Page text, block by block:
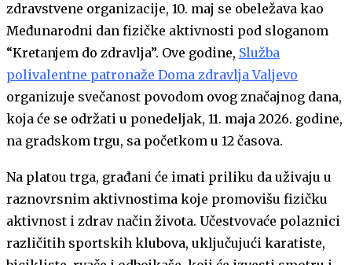
zdravstvene organizacije, 10. maj se obeležava kao
Međunarodni dan fizičke aktivnosti pod sloganom
“Kretanjem do zdravlja”. Ove godine, Služba
polivalentne patronaže Doma zdravlja Valjevo
organizuje svečanost povodom ovog značajnog dana,
koja će se održati u ponedeljak, 11. maja 2026. godine,
na gradskom trgu, sa početkom u 12 časova.
Na platou trga, građani će imati priliku da uživaju u
raznovrsnim aktivnostima koje promovišu fizičku
aktivnost i zdrav način života. Učestvovaće polaznici
različitih sportskih klubova, uključujući karatiste,